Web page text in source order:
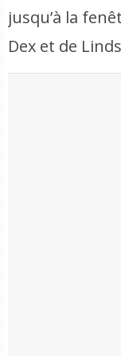
jusqu’à la
Dex et de